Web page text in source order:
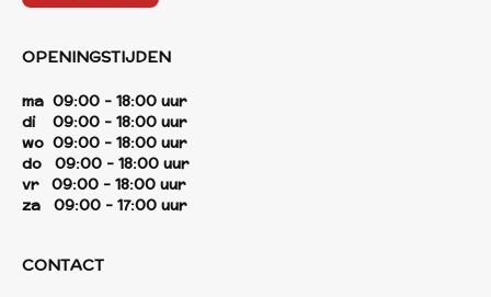
OPENINGSTIJDEN
ma 09:00 - 18:00 uur
di 09:00 - 18:00 uur
wo 09:00 - 18:00 uur
do 09:00 - 18:00 uur
vr 09:00 - 18:00 uur
za 09:00 - 17:00 uur
CONTACT